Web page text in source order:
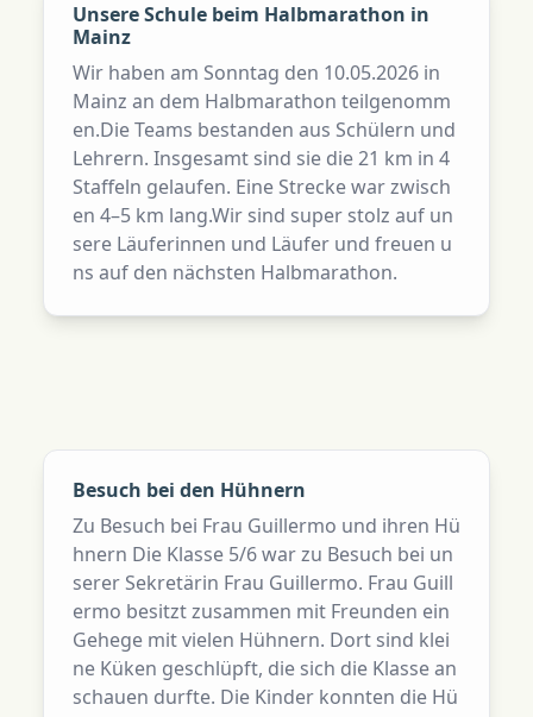
Unsere Schule beim Halbmarathon in
Mainz
Wir haben am Sonntag den 10.05.2026 in
Mainz an dem Halbmarathon teilgenomm
en.Die Teams bestanden aus Schülern und
Lehrern. Insgesamt sind sie die 21 km in 4
Staffeln gelaufen. Eine Strecke war zwisch
en 4–5 km lang.Wir sind super stolz auf un
sere Läuferinnen und Läufer und freuen u
ns auf den nächsten Halbmarathon.
Besuch bei den Hühnern
Zu Besuch bei Frau Guillermo und ihren Hü
hnern Die Klasse 5/6 war zu Besuch bei un
serer Sekretärin Frau Guillermo. Frau Guill
ermo besitzt zusammen mit Freunden ein
Gehege mit vielen Hühnern. Dort sind klei
ne Küken geschlüpft, die sich die Klasse an
schauen durfte. Die Kinder konnten die Hü